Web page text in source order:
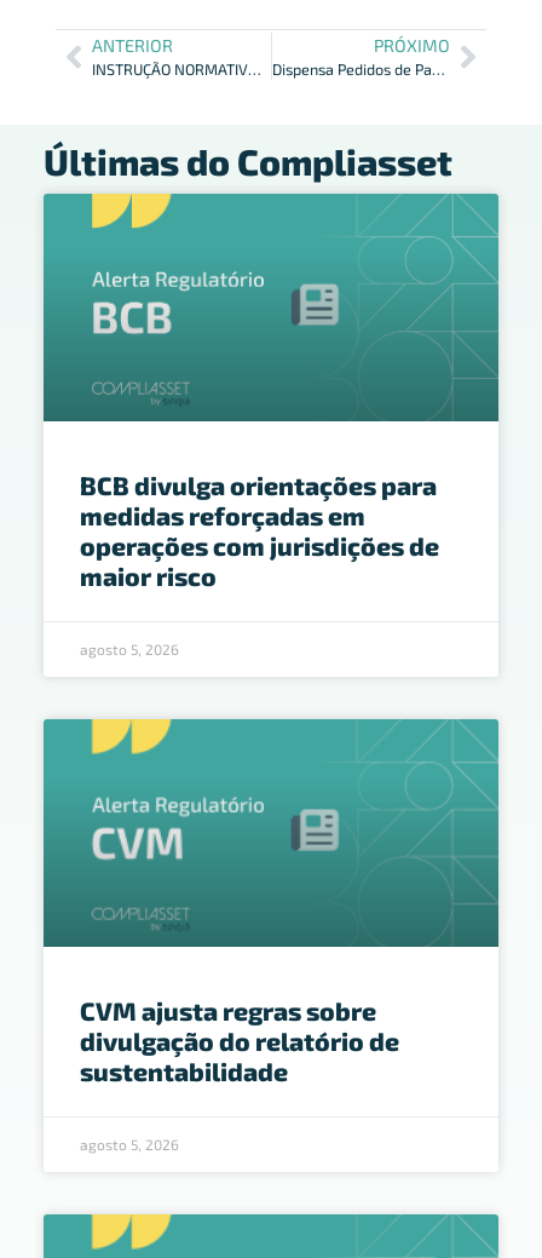
ANTERIOR
INSTRUÇÃO NORMATIVA BCB Nº 352 SOBRE O PIX: PROCEDIMENTOS PARA ADESÃO
PRÓXIMO
Dispensa Pedidos de Participação no Open Finance
Últimas do Compliasset
BCB divulga orientações para
medidas reforçadas em
operações com jurisdições de
maior risco
agosto 5, 2026
CVM ajusta regras sobre
divulgação do relatório de
sustentabilidade
agosto 5, 2026